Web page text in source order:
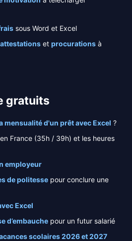
sous Word et Excel
attestations et procurations à
gratuits
mensualité d'un prêt avec Excel ?
en France (35h / 39h) et les heures
employeur
de politesse pour conclure une
Excel
d’embauche pour un futur salarié
scolaires 2026 et 2027